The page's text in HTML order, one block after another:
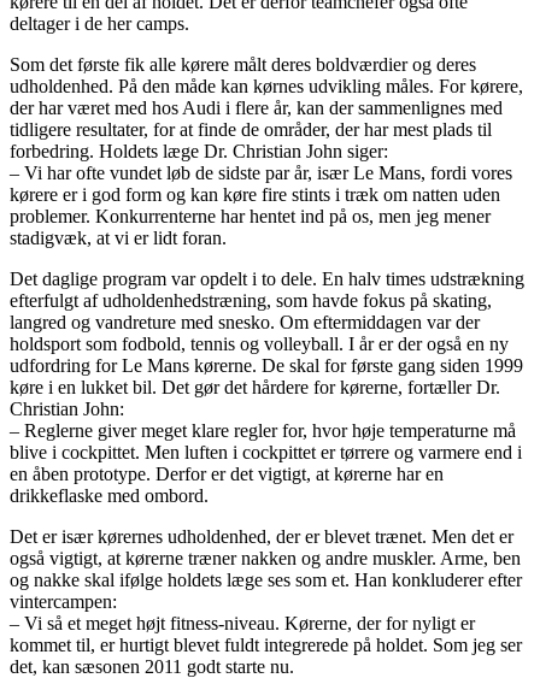
deltager i de her camps.
Som det første fik alle kørere målt deres boldværdier og deres
udholdenhed. På den måde kan kørnes udvikling måles. For kørere,
der har været med hos Audi i flere år, kan der sammenlignes med
tidligere resultater, for at finde de områder, der har mest plads til
forbedring. Holdets læge Dr. Christian John siger:
– Vi har ofte vundet løb de sidste par år, især Le Mans, fordi vores
kørere er i god form og kan køre fire stints i træk om natten uden
problemer. Konkurrenterne har hentet ind på os, men jeg mener
stadigvæk, at vi er lidt foran.
Det daglige program var opdelt i to dele. En halv times udstrækning
efterfulgt af udholdenhedstræning, som havde fokus på skating,
langred og vandreture med snesko. Om eftermiddagen var der
holdsport som fodbold, tennis og volleyball. I år er der også en ny
udfordring for Le Mans kørerne. De skal for første gang siden 1999
køre i en lukket bil. Det gør det hårdere for kørerne, fortæller Dr.
Christian John:
– Reglerne giver meget klare regler for, hvor høje temperaturne må
blive i cockpittet. Men luften i cockpittet er tørrere og varmere end i
en åben prototype. Derfor er det vigtigt, at kørerne har en
drikkeflaske med ombord.
Det er især kørernes udholdenhed, der er blevet trænet. Men det er
også vigtigt, at kørerne træner nakken og andre muskler. Arme, ben
og nakke skal ifølge holdets læge ses som et. Han konkluderer efter
vintercampen:
– Vi så et meget højt fitness-niveau. Kørerne, der for nyligt er
kommet til, er hurtigt blevet fuldt integrerede på holdet. Som jeg ser
det, kan sæsonen 2011 godt starte nu.